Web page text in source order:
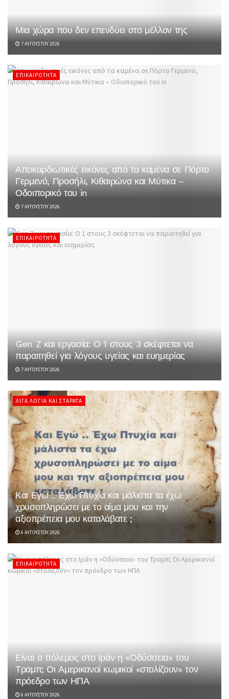
Μια χώρα που δεν επενδύει στο μέλλον της
7 ΑΥΓΟΎΣΤΟΥ 2026
ΕΠΙΚΑΙΡΌΤΗΤΑ
Αποκαρδιωτικές εικόνες από τα καμένα σε Πόρτο
Γερμενό, Προσήλι, Κιθαιρώνα και Μύτικα –
Οδοιπορικό του in
7 ΑΥΓΟΎΣΤΟΥ 2026
ΕΠΙΚΑΙΡΌΤΗΤΑ
Gen Z και εργασία: Ο 1 στους 3 σκέφτεται να
παραιτηθεί για λόγους υγείας και ευημερίας
7 ΑΥΓΟΎΣΤΟΥ 2026
ΛΊΓΑ ΛΌΓΙΑ ΚΑΙ ΣΤΑΡΆΤΑ
Και Εγώ .. Έχω Πτυχία και μάλιστα τα έχω
χρυσοπληρώσει με το αίμα μου και την
αξιοπρέπεια μου καταλάβατε ;
6 ΑΥΓΟΎΣΤΟΥ 2026
ΕΠΙΚΑΙΡΌΤΗΤΑ
Είναι ο πόλεμος στο Ιράν η «Οδύσσεια» του
Τραμπ; Οι Αμερικανοί κωμικοί «στολίζουν» τον
πρόεδρο των ΗΠΑ
6 ΑΥΓΟΎΣΤΟΥ 2026